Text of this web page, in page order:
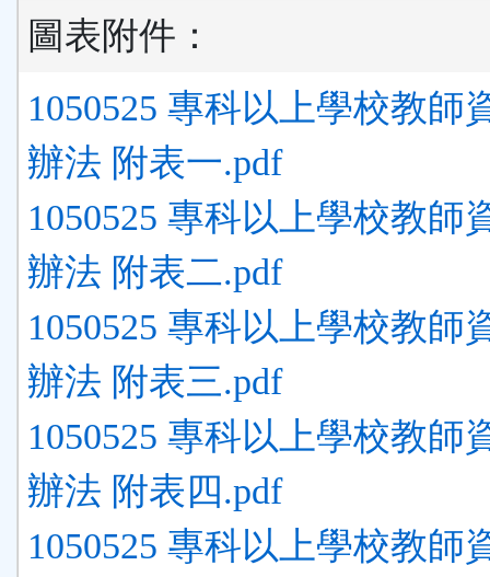
圖表附件：
1050525 專科以上學校教師
辦法 附表一.pdf
1050525 專科以上學校教師
辦法 附表二.pdf
1050525 專科以上學校教師
辦法 附表三.pdf
1050525 專科以上學校教師
辦法 附表四.pdf
1050525 專科以上學校教師